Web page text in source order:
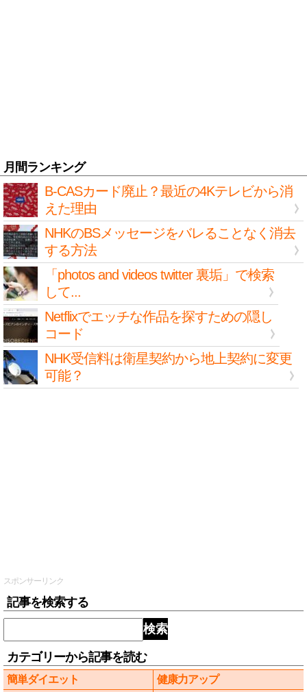
月間ランキング
B-CASカード廃止？最近の4Kテレビから消
えた理由
NHKのBSメッセージをバレることなく消去
する方法
「photos and videos twitter 裏垢」で検索
して...
Netflixでエッチな作品を探すための隠し
コード
NHK受信料は衛星契約から地上契約に変更
可能？
スポンサーリンク
記事を検索する
検索
カテゴリーから記事を読む
簡単ダイエット 健康力アップ